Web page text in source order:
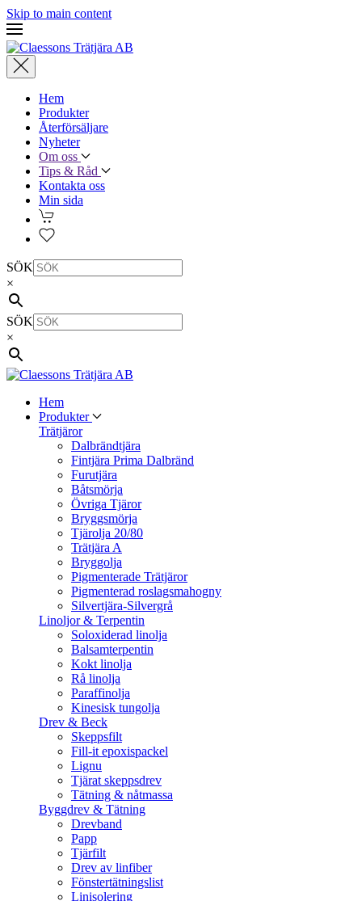
Skip to main content
Hem
Produkter
Återförsäljare
Nyheter
Om oss
Tips & Råd
Kontakta oss
Min sida
SÖK
×
SÖK
×
Hem
Produkter
Trätjäror
Dalbrändtjära
Fintjära Prima Dalbränd
Furutjära
Båtsmörja
Övriga Tjäror
Bryggsmörja
Tjärolja 20/80
Trätjära A
Bryggolja
Pigmenterade Trätjäror
Pigmenterad roslagsmahogny
Silvertjära-Silvergrå
Linoljor & Terpentin
Soloxiderad linolja
Balsamterpentin
Kokt linolja
Rå linolja
Paraffinolja
Kinesisk tungolja
Drev & Beck
Skeppsfilt
Fill-it epoxispackel
Lignu
Tjärat skeppsdrev
Tätning & nåtmassa
Byggdrev & Tätning
Drevband
Papp
Tjärfilt
Drev av linfiber
Fönstertätningslist
Linisolering